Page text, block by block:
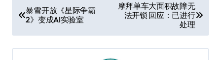
章
导
航
暴雪开放《星际争霸
2》变成AI实验室
摩拜单车大面积故障无
法开锁 回应：已进行
处理